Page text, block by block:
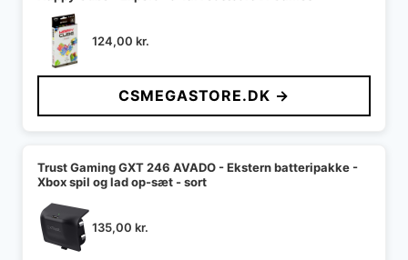
124,00 kr.
CSMEGASTORE.DK →
Trust Gaming GXT 246 AVADO - Ekstern batteripakke -
Xbox spil og lad op-sæt - sort
135,00 kr.